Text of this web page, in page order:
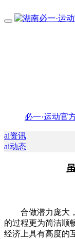
必一·运动官
ai资讯
ai动态
合做潜力庞大，
的过程更为简洁顺
经济上具有高度的